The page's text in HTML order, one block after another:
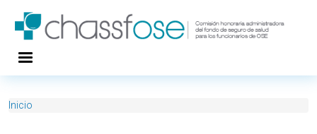
Inicio